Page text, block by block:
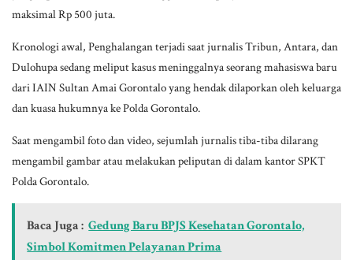
maksimal Rp 500 juta.
Kronologi awal, Penghalangan terjadi saat jurnalis Tribun, Antara, dan
Dulohupa sedang meliput kasus meninggalnya seorang mahasiswa baru
dari IAIN Sultan Amai Gorontalo yang hendak dilaporkan oleh keluarga
dan kuasa hukumnya ke Polda Gorontalo.
Saat mengambil foto dan video, sejumlah jurnalis tiba-tiba dilarang
mengambil gambar atau melakukan peliputan di dalam kantor SPKT
Polda Gorontalo.
Baca Juga : Gedung Baru BPJS Kesehatan Gorontalo,
Simbol Komitmen Pelayanan Prima